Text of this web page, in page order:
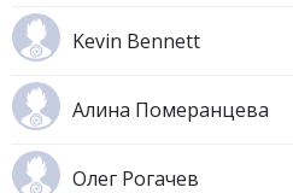
Kevin Bennett
Алина Померанцева
Олег Рогачев